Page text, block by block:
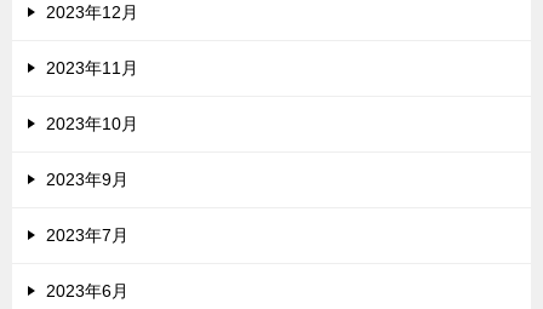
2023年12月
2023年11月
2023年10月
2023年9月
2023年7月
2023年6月